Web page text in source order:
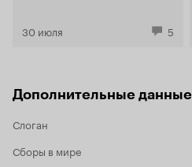
30 июля 5
Дополнительные данные
Слоган
Сборы в мире